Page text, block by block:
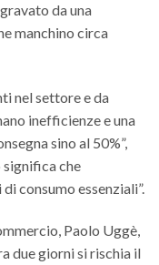
da una
manchino circa
nel settore e da
inefficienze e una
sino al 50%”,
significa che
consumo essenziali”.
Paolo Uggè,
due giorni si rischia il